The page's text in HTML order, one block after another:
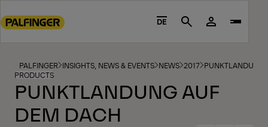
to
footer
content
DE Search
PALFINGER INSIGHTS, NEWS & EVENTS NEWS 2017 PUNKTLANDUNG
PRODUCTS
PUNKTLANDUNG AUF
DEM DACH